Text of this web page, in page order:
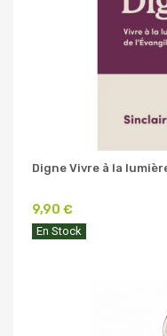
Digne Vivre à la
9,90 €
En Stock